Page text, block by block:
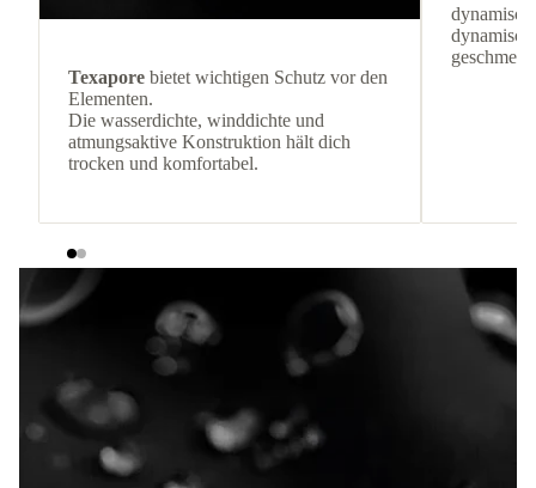
Texapore bietet wichtigen Schutz vor den
Elementen.
Die wasserdichte, winddichte und
atmungsaktive Konstruktion hält dich
trocken und komfortabel.